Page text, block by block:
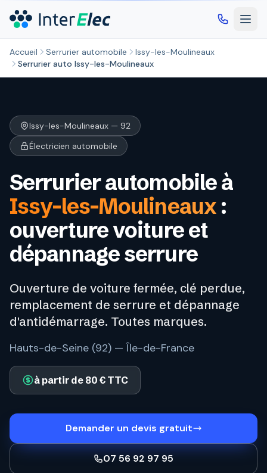
Accueil Serrurier automobile
Issy-les-Moulineaux
Serrurier auto Issy-les-Moulineaux
Issy-les-Moulineaux — 92
Électricien automobile
Serrurier automobile à
Issy-les-Moulineaux:
ouverture voiture et
dépannage serrure
Ouverture de voiture fermée, clé perdue,
remplacement de serrure et dépannage
d'antidémarrage. Toutes marques.
Hauts-de-Seine (92) — Île-de-France
à partir de 80 € TTC
Demander un devis gratuit
07 56 92 97 95